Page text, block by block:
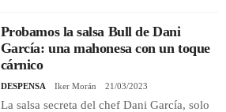
Probamos la salsa Bull de Dani
García: una mahonesa con un toque
cárnico
DESPENSA Iker Morán 21/03/2023
La salsa secreta del chef Dani García, solo